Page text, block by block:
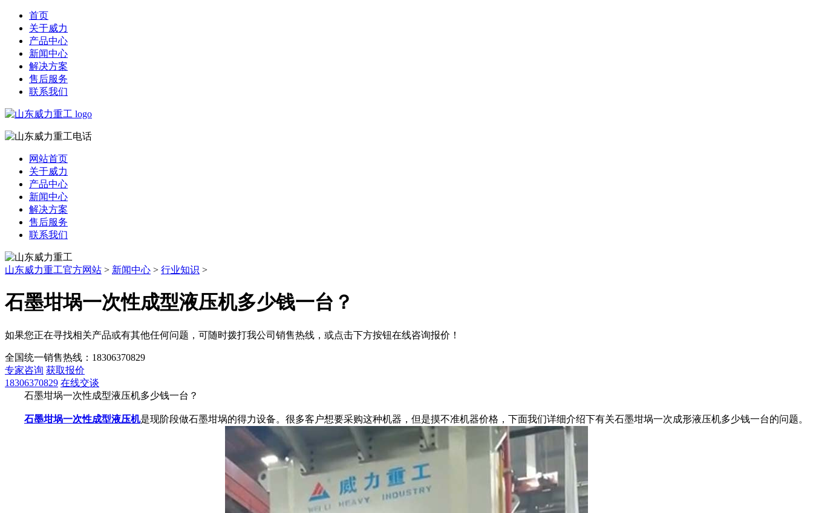
首页
关于威力
产品中心
新闻中心
解决方案
售后服务
联系我们
网站首页
关于威力
产品中心
新闻中心
解决方案
售后服务
联系我们
山东威力重工官方网站 > 新闻中心 > 行业知识 >
石墨坩埚一次性成型液压机多少钱一台？
如果您正在寻找相关产品或有其他任何问题，可随时拨打我公司销售热线，或点击下方按钮在线咨询报价！
全国统一销售热线： 18306370829
专家咨询 获取报价
18306370829 在线交谈
石墨坩埚一次性成型液压机多少钱一台？
石墨坩埚一次性成型液压机是现阶段做石墨坩埚的得力设备。很多客户想要采购这种机器，但是摸不准机器价格，下面我们详细介绍下有关石墨坩埚一次成形液压机多少钱一台的问题。